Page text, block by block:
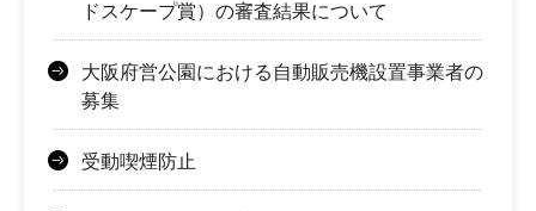
ドスケープ賞）の審査結果について
大阪府営公園における自動販売機設置事業者の
募集
受動喫煙防止